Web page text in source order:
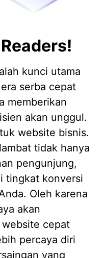
kunci utama
serba cepat
memberikan
akan unggul.
website bisnis.
tidak hanya
pengunjung,
tingkat konversi
Oleh karena
akan
website cepat
percaya diri
yang